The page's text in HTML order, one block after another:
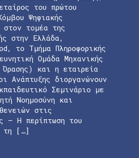
του πρώτου
Ψηφιακής
στον τομέα της
στην Ελλάδα,
το Τμήμα Πληροφορικής
Ομάδα Μηχανικής
Όρασης) και η εταιρεία
Ανάπτυξης διοργανώνουν
Σεμινάριο με
Νοημοσύνη και
στις
– Η περίπτωση του
τη […]